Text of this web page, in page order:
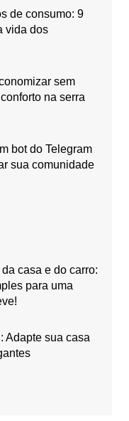
de consumo: 9
vida dos
sem
na serra
bot do Telegram
sua comunidade
casa e do carro:
para uma
Adapte sua casa